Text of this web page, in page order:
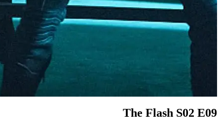
The Flash S02 E09